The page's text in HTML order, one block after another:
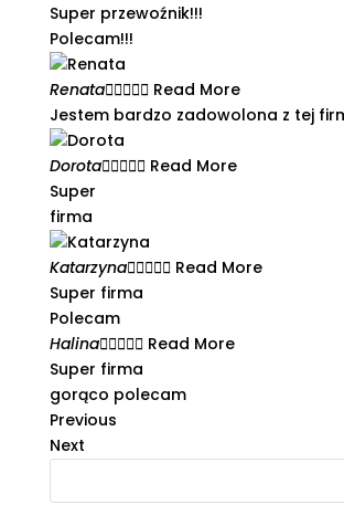
Super przewoźnik!!!
Polecam!!!
Renata Read More
Jestem bardzo zadowolona z tej
Dorota Read More
Super
firma
Katarzyna Read More
Super firma
Polecam
Halina Read More
Super firma
gorąco polecam
Previous
Next